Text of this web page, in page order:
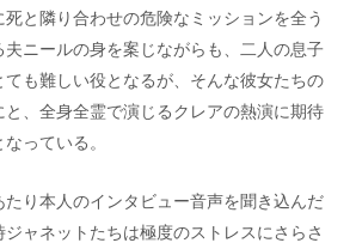
と隣り合わせの危険なミッションを全う
夫ニールの身を案じながらも、二人の息子
も難しい役となるが、そんな彼女たちの
、全身全霊で演じるクレアの熱演に期待
っている。
り本人のインタビュー音声を聞き込んだ
ャネットたちは極度のストレスにさらさ